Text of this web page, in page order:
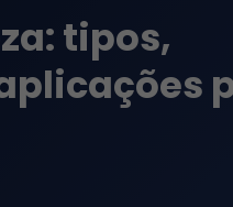
tipos,